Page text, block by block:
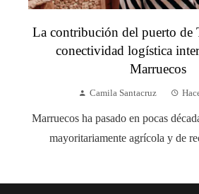
La contribución del puerto de
conectividad logística
Marruecos
Camila Santacruz
Marruecos ha pasado en pocas
mayoritariamente agrícola y de